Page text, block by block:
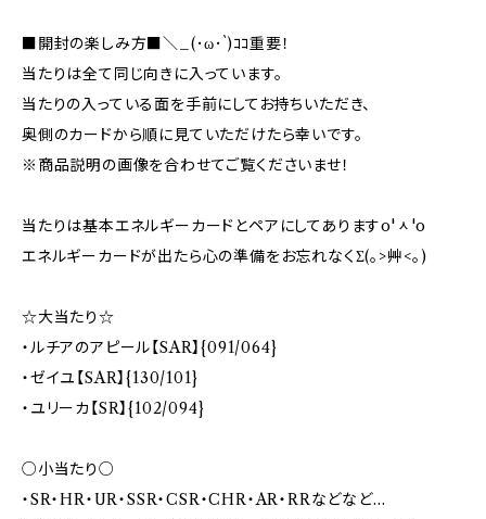
■開封の楽しみ方■＼_(･ω･`)ｺｺ重要！
当たりは全て同じ向きに入っています。
当たりの入っている面を手前にしてお持ちいただき、
奥側のカードから順に見ていただけたら幸いです。
※商品説明の画像を合わせてご覧くださいませ！
当たりは基本エネルギーカードとペアにしてありますo'ᆺ'o
エネルギーカードが出たら心の準備をお忘れなくΣ(｡>艸<｡)
☆大当たり☆
・ルチアのアピール【SAR】{091/064}
・ゼイユ【SAR】{130/101}
・ユリーカ【SR】{102/094}
○小当たり○
・SR・HR・UR・SSR・CSR・CHR・AR・RRなどなど…